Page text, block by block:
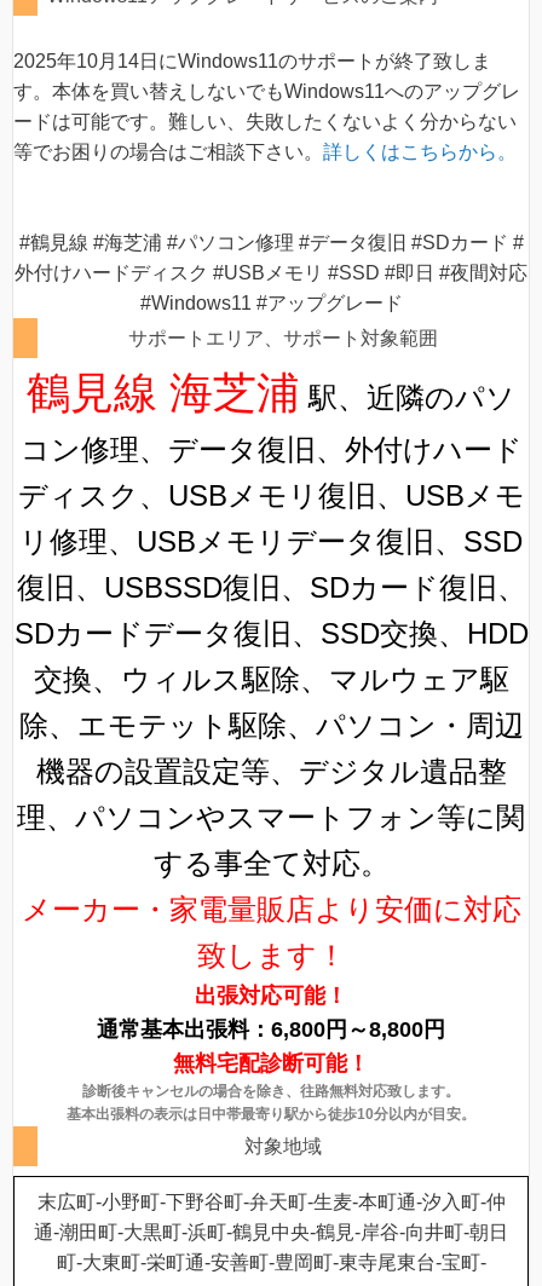
2025年10月14日にWindows11のサポートが終了致しま
す。本体を買い替えしないでもWindows11へのアップグレ
ードは可能です。難しい、失敗したくないよく分からない
等でお困りの場合はご相談下さい。 詳しくはこちらから。
#鶴見線 #海芝浦 #パソコン修理 #データ復旧 #SDカード #
外付けハードディスク #USBメモリ #SSD #即日 #夜間対応
#Windows11 #アップグレード
サポートエリア、サポート対象範囲
鶴見線 海芝浦 駅、近隣のパソ
コン修理、データ復旧、外付けハード
ディスク、USBメモリ復旧、USBメモ
リ修理、USBメモリデータ復旧、SSD
復旧、USBSSD復旧、SDカード復旧、
SDカードデータ復旧、SSD交換、HDD
交換、ウィルス駆除、マルウェア駆
除、エモテット駆除、パソコン・周辺
機器の設置設定等、デジタル遺品整
理、パソコンやスマートフォン等に関
する事全て対応。
メーカー・家電量販店より安価に対応
致します！
出張対応可能！
通常基本出張料：6,800円～8,800円
無料宅配診断可能！
診断後キャンセルの場合を除き、往路無料対応致します。
基本出張料の表示は日中帯最寄り駅から徒歩10分以内が目安。
対象地域
末広町-小野町-下野谷町-弁天町-生麦-本町通-汐入町-仲
通-潮田町-大黒町-浜町-鶴見中央-鶴見-岸谷-向井町-朝日
町-大東町-栄町通-安善町-豊岡町-東寺尾東台-宝町-